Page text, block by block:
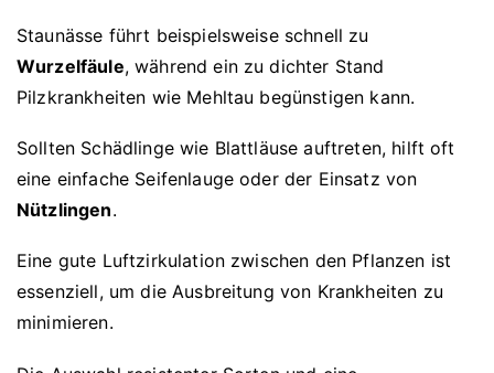
Staunässe führt beispielsweise schnell zu
Wurzelfäule, während ein zu dichter Stand
Pilzkrankheiten wie Mehltau begünstigen kann.
Sollten Schädlinge wie Blattläuse auftreten, hilft oft
eine einfache Seifenlauge oder der Einsatz von
Nützlingen.
Eine gute Luftzirkulation zwischen den Pflanzen ist
essenziell, um die Ausbreitung von Krankheiten zu
minimieren.